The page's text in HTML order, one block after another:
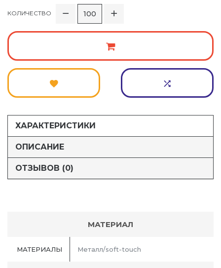
КОЛИЧЕСТВО
ХАРАКТЕРИСТИКИ
ОПИСАНИЕ
ОТЗЫВОВ (0)
МАТЕРИАЛ
МАТЕРИАЛЫ Металл/soft-touch